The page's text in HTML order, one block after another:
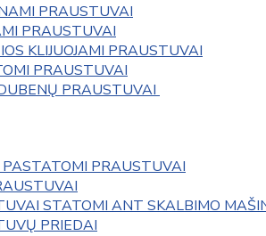
PRAUSTUVAI
PRAUSTUVAI
KLIJUOJAMI PRAUSTUVAI
PRAUSTUVAI
PRAUSTUVAI
PRAUSTUVAI
STATOMI ANT SKALBIMO
PRIEDAI